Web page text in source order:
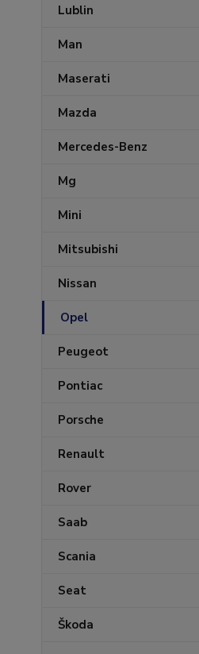
Lublin
Man
Maserati
Mazda
Mercedes-Benz
Mg
Mini
Mitsubishi
Nissan
Opel
Peugeot
Pontiac
Porsche
Renault
Rover
Saab
Scania
Seat
Škoda